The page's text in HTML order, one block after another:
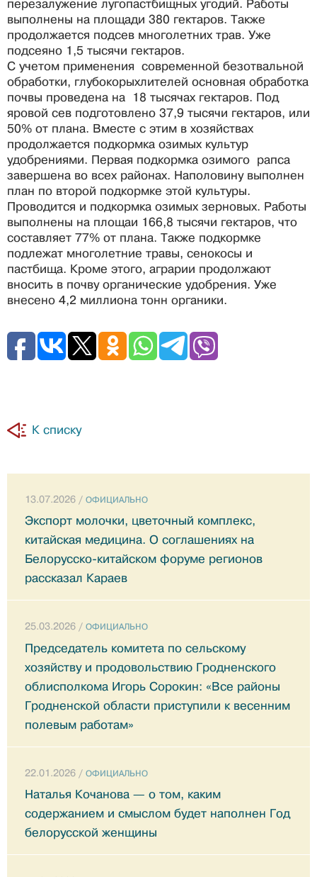
перезалужение лугопастбищных угодий. Работы
выполнены на площади 380 гектаров. Также
продолжается подсев многолетних трав. Уже
подсеяно 1,5 тысячи гектаров.
С учетом применения современной безотвальной
обработки, глубокорыхлителей основная обработка
почвы проведена на 18 тысячах гектаров. Под
яровой сев подготовлено 37,9 тысячи гектаров, или
50% от плана. Вместе с этим в хозяйствах
продолжается подкормка озимых культур
удобрениями. Первая подкормка озимого рапса
завершена во всех районах. Наполовину выполнен
план по второй подкормке этой культуры.
Проводится и подкормка озимых зерновых. Работы
выполнены на площаи 166,8 тысячи гектаров, что
составляет 77% от плана. Также подкормке
подлежат многолетние травы, сенокосы и
пастбища. Кроме этого, аграрии продолжают
вносить в почву органические удобрения. Уже
внесено 4,2 миллиона тонн органики.
К списку
13.07.2026 / ОФИЦИАЛЬНО
Экспорт молочки, цветочный комплекс,
китайская медицина. О соглашениях на
Белорусско-китайском форуме регионов
рассказал Караев
25.03.2026 / ОФИЦИАЛЬНО
Председатель комитета по сельскому
хозяйству и продовольствию Гродненского
облисполкома Игорь Сорокин: «Все районы
Гродненской области приступили к весенним
полевым работам»
22.01.2026 / ОФИЦИАЛЬНО
Наталья Кочанова — о том, каким
содержанием и смыслом будет наполнен Год
белорусской женщины